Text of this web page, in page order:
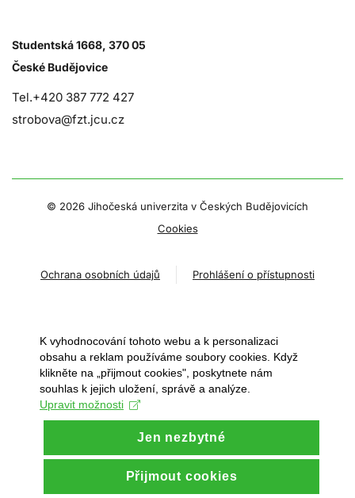
Studentská 1668, 370 05
České Budějovice
Tel.+420 387 772 427
strobova@fzt.jcu.cz
© 2026 Jihočeská univerzita v Českých Budějovicích
Cookies
Ochrana osobních údajů Prohlášení o přístupnosti
K vyhodnocování tohoto webu a k personalizaci
obsahu a reklam používáme soubory cookies. Když
klikněte na „přijmout cookies", poskytnete nám
souhlas k jejich uložení, správě a analýze.
Upravit možnosti
Jen nezbytné
Přijmout cookies